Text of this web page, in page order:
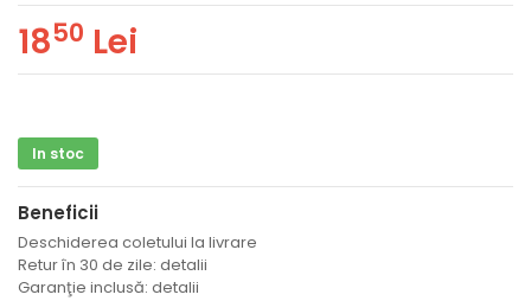
1850 Lei
In stoc
Beneficii
Deschiderea coletului la livrare
Retur în 30 de zile: detalii
Garanţie inclusă: detalii